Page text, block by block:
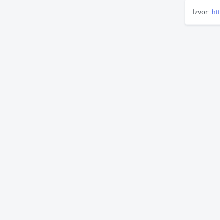
Izvor: